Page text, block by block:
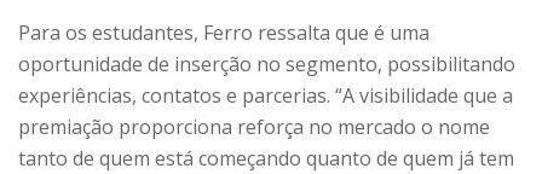
Para os estudantes, Ferro ressalta que é uma
oportunidade de inserção no segmento, possibilitando
experiências, contatos e parcerias. “A visibilidade que a
premiação proporciona reforça no mercado o nome
tanto de quem está começando quanto de quem já tem